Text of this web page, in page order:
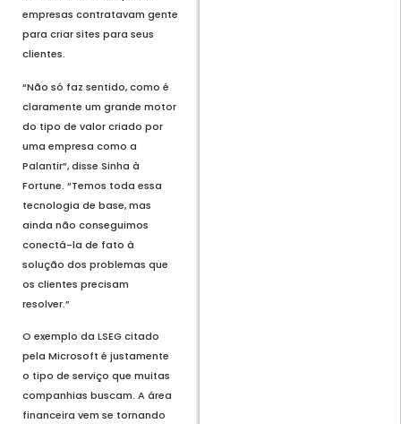
empresas contratavam gente
para criar sites para seus
clientes.
“Não só faz sentido, como é
claramente um grande motor
do tipo de valor criado por
uma empresa como a
Palantir”, disse Sinha à
Fortune. “Temos toda essa
tecnologia de base, mas
ainda não conseguimos
conectá-la de fato à
solução dos problemas que
os clientes precisam
resolver.”
O exemplo da LSEG citado
pela Microsoft é justamente
o tipo de serviço que muitas
companhias buscam. A área
financeira vem se tornando